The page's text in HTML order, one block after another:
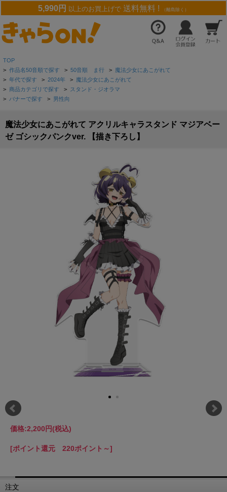
5,990円 以上のお買上げで 送料無料 ! （離島除く）
TOP
> 作品名50音順で探す > 50音順 ま行 > 魔法少女にあこがれて
> 年代で探す > 2024年 > 魔法少女にあこがれて
> 商品カテゴリで探す > スタンド・ジオラマ
> バナーで探す > 男性向
魔法少女にあこがれて アクリルキャラスタンド マジアベー
ゼ ゴシックパンクver. 【描き下ろし】
価格:2,200円(税込)
[ポイント還元 220ポイント～]
注文